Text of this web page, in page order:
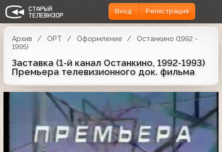
Вход Регистрация
Архив ОРТ Оформление
Останкино (1992 -
1995)
Заставка (1-й канал Останкино, 1992-1993)
Премьера телевизионного док. фильма